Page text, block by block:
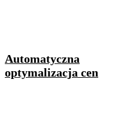
Automatyczna
optymalizacja cen